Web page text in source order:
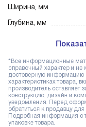
Ширина, мм
Глубина, мм
*Все информационные
справочный характер и не
достоверную информацию
характеристиках товара,
производитель оставляет
конструкцию, дизайн и
уведомления. Перед
обратиться к продавцу
Подробная информация о
упаковке товара.